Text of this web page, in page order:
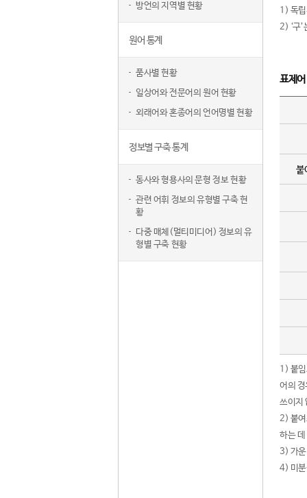
방언의 지역별 현황
원어 통계
품사별 현황
일상어와 전문어의 원어 현황
외래어와 혼종어의 언어명별 현황
정보별 구축 통계
동사와 형용사의 문형 정보 현황
관련 어휘 정보의 유형별 구축 현
황
다중 매체(멀티미디어) 정보의 유
형별 구축 현황
1) 독립
2) ‘구
표제
붙
1) 붙
어의
쓰이지
2) 붙여
하는
3) 가운
4) 미분